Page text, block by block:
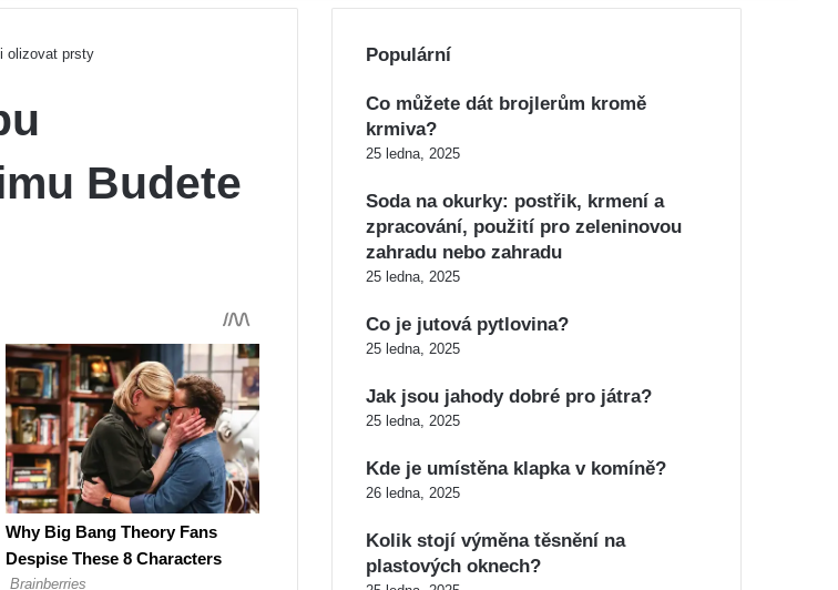
olizovat prsty
Budete
Populární
Co můžete dát brojlerům kromě
krmiva?
25 ledna, 2025
Soda na okurky: postřik, krmení a
zpracování, použití pro zeleninovou
zahradu nebo zahradu
25 ledna, 2025
Co je jutová pytlovina?
25 ledna, 2025
Jak jsou jahody dobré pro játra?
25 ledna, 2025
Kde je umístěna klapka v komíně?
26 ledna, 2025
Kolik stojí výměna těsnění na
plastových oknech?